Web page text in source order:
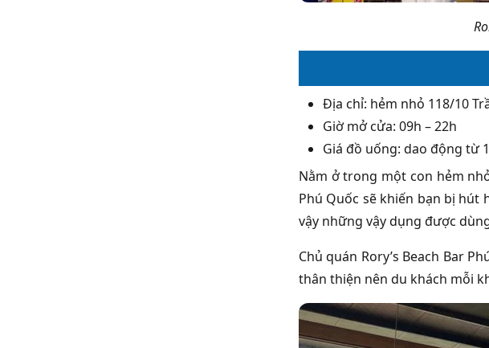
Địa chỉ: hẻm nhỏ 118/10
Giờ mở cửa: 09h – 22h
Giá đồ uống: dao động từ
Nằm ở trong một con hẻm
Phú Quốc sẽ khiến bạn bị
vậy những vậy dụng được
Chủ quán Rory’s Beach Bar
thân thiện nên du khách mỗi